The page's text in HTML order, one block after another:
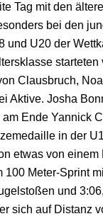
Tag mit den
bei den
und U20 der
Clausbruch,
Aktive. Josha
Ende Yannick
in der
etwas von einem
100 Meter-Sprint
und
sich auf Distanz